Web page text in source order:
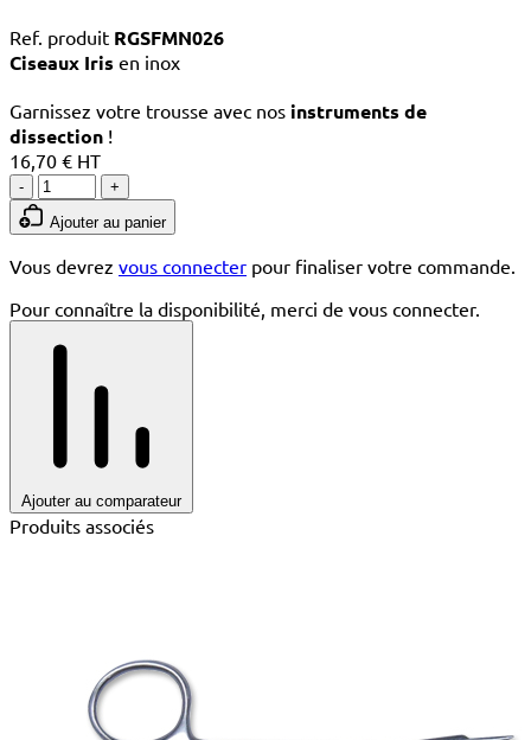
Ref. produit RGSFMN026
Ciseaux Iris en inox
Garnissez votre trousse avec nos instruments de
dissection !
16,70 € HT
-
+
Ajouter au panier
Vous devrez vous connecter pour finaliser votre commande.
Pour connaître la disponibilité, merci de vous connecter.
Ajouter au comparateur
Produits associés